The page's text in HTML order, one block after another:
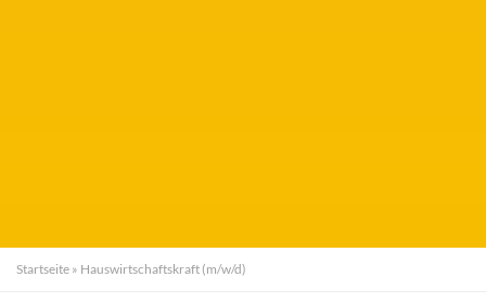
Startseite » Hauswirtschaftskraft (m/w/d)